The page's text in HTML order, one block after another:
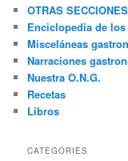
c
a
r
OTRAS SECCIONES
Enciclopedia de
Misceláneas
Narraciones
Nuestra O.N.G.
Recetas
Libros
CATEGORIES